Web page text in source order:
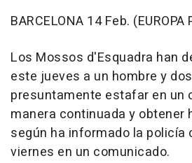
BARCELONA 14 Feb. (EUROPA
Los Mossos d'Esquadra han
este jueves a un hombre y
presuntamente estafar en un
manera continuada y obtener
según ha informado la policía
viernes en un comunicado.